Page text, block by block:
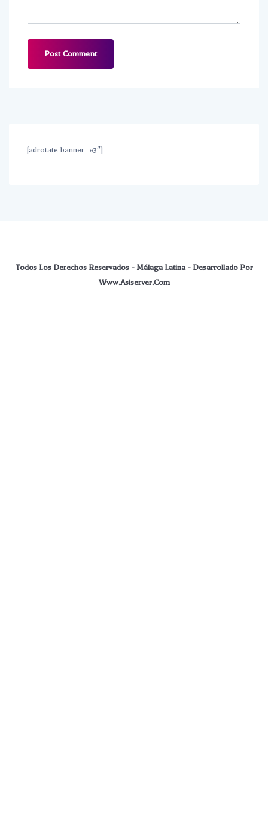
[adrotate banner=»3″]
Todos Los Derechos Reservados - Málaga Latina - Desarrollado Por
Www.asiserver.com